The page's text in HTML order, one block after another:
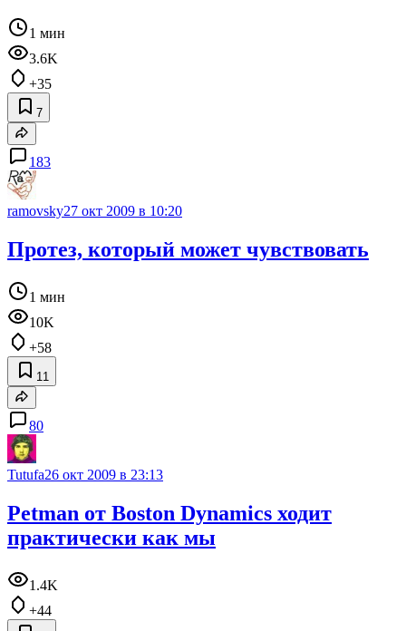
1 мин
3.6K
+35
7
183
ramovsky27 окт 2009 в 10:20
Протез, который может чувствовать
1 мин
10K
+58
11
80
Tutufa26 окт 2009 в 23:13
Petman от Boston Dynamics ходит
практически как мы
1.4K
+44